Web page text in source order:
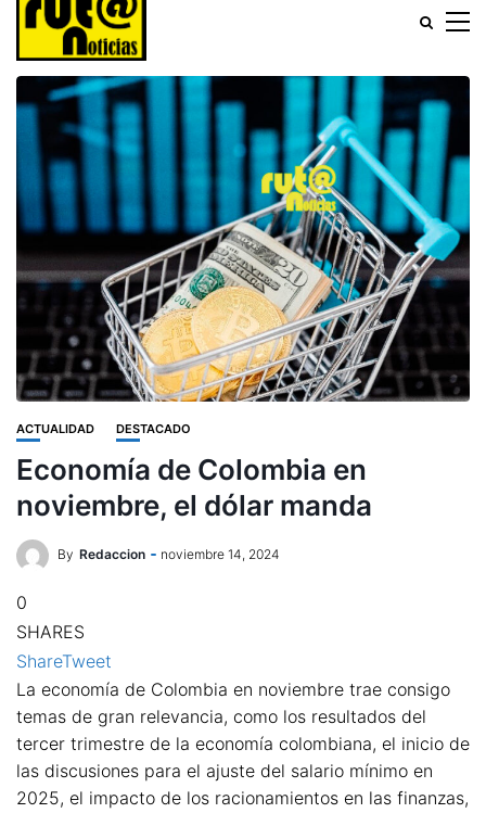
ACTUALIDAD DESTACADO
Economía de Colombia en
noviembre, el dólar manda
By Redaccion noviembre 14, 2024
0
SHARES
ShareTweet
La economía de Colombia en noviembre trae consigo
temas de gran relevancia, como los resultados del
tercer trimestre de la economía colombiana, el inicio de
las discusiones para el ajuste del salario mínimo en
2025, el impacto de los racionamientos en las finanzas,